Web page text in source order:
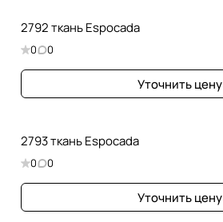
2792 ткань Espocada
0 0
Уточнить цену
2793 ткань Espocada
0 0
Уточнить цену